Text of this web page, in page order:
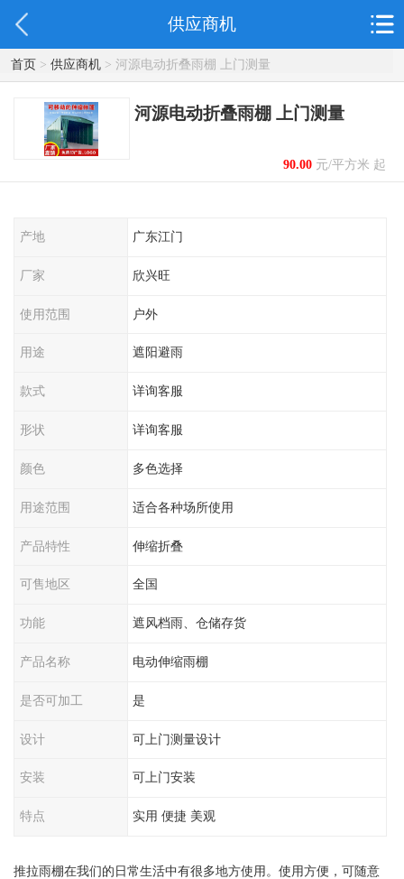
供应商机
首页> 供应商机> 河源电动折叠雨棚 上门测量
河源电动折叠雨棚 上门测量
90.00元/平方米 起
产地 广东江门
厂家 欣兴旺
使用范围 户外
用途 遮阳避雨
款式 详询客服
形状 详询客服
颜色 多色选择
用途范围 适合各种场所使用
产品特性 伸缩折叠
可售地区 全国
功能 遮风档雨、仓储存货
产品名称 电动伸缩雨棚
是否可加工 是
设计 可上门测量设计
安装 可上门安装
特点 实用 便捷 美观
推拉雨棚在我们的日常生活中有很多地方使用。使用方便，可随意